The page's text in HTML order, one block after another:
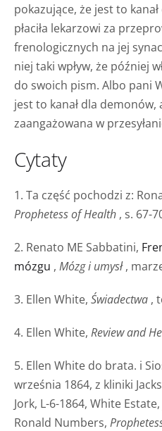
pokazujące, że jest to
płaciła lekarzowi za
frenologicznych na jej
niej taki wpływ, że później
do swoich pism. Albo pani
jest to kanał dla demonów,
zaangażowana w
Cytaty
1. Ta część pochodzi z:
Prophetess of Health , s. 67-
2. Renato ME Sabbatini,
mózgu , Mózg i umysł,
3. Ellen White, Świadectwa ,
4. Ellen White, Review and
5. Ellen White do brata. i
września 1864, z kliniki
Jork, L-6-1864, White
Ronald Numbers,